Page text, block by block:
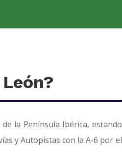
la Península Ibérica, estando
y Autopistas con la A-6 por el